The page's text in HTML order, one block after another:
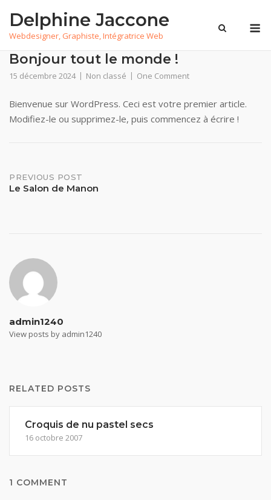
content
Delphine Jaccone
Webdesigner, Graphiste, Intégratrice Web
Bonjour tout le monde !
15 décembre 2024 Non classé One Comment
Bienvenue sur WordPress. Ceci est votre premier article.
Modifiez-le ou supprimez-le, puis commencez à écrire !
Post
PREVIOUS POST
Le Salon de Manon
admin1240
View posts by admin1240
RELATED POSTS
Croquis de nu pastel secs
16 octobre 2007
1 COMMENT